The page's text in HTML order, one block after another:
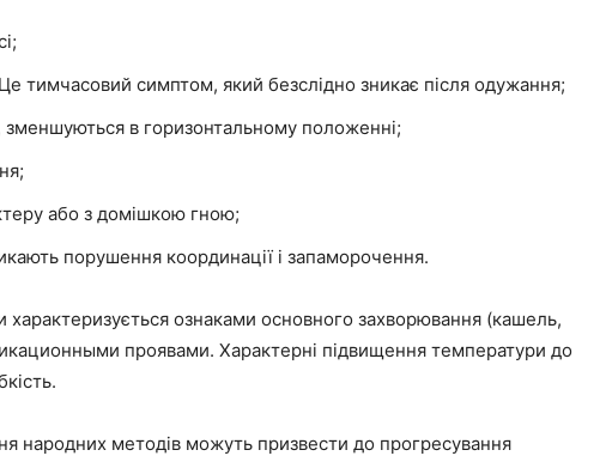
тимчасовий симптом, який безслідно зникає після одужання;
зменшуються в горизонтальному положенні;
або з домішкою гною;
порушення координації і запаморочення.
характеризується ознаками основного захворювання (кашель,
проявами. Характерні підвищення температури до
народних методів можуть призвести до прогресування